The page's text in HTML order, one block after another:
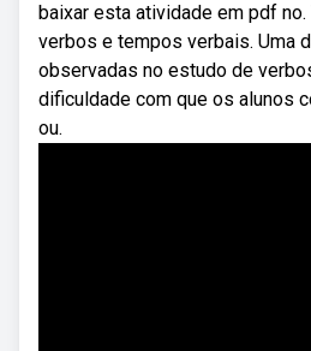
baixar esta atividade em pdf
verbos e tempos verbais. Uma
observadas no estudo de
dificuldade com que os alunos
ou.